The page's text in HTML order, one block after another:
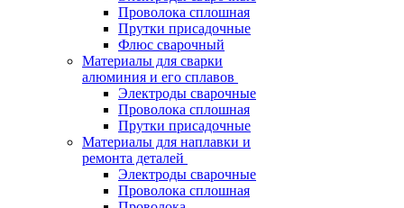
Проволока сплошная
Прутки присадочные
Флюс сварочный
Материалы для сварки
алюминия и его сплавов
Электроды сварочные
Проволока сплошная
Прутки присадочные
Материалы для наплавки и
ремонта деталей
Электроды сварочные
Проволока сплошная